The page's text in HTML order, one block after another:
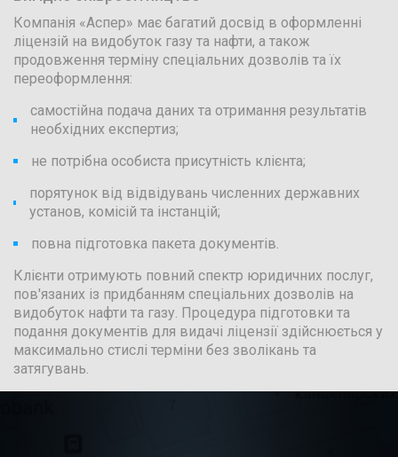
Компанія «Аспер» має багатий досвід в оформленні
ліцензій на видобуток газу та нафти, а також
продовження терміну спеціальних дозволів та їх
переоформлення:
самостійна подача даних та отримання результатів
необхідних експертиз;
не потрібна особиста присутність клієнта;
порятунок від відвідувань численних державних
установ, комісій та інстанцій;
повна підготовка пакета документів.
Клієнти отримують повний спектр юридичних послуг,
пов'язаних із придбанням спеціальних дозволів на
видобуток нафти та газу. Процедура підготовки та
подання документів для видачі ліцензії здійснюється у
максимально стислі терміни без зволікань та
затягувань.